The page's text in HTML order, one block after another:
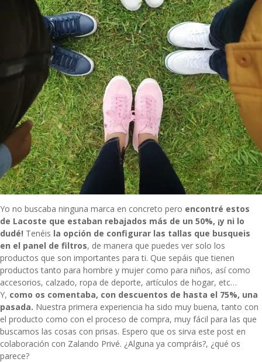
Yo no buscaba ninguna marca en concreto pero encontré estos
de Lacoste que estaban rebajados más de un 50%, ¡y ni lo
dudé! Tenéis la opción de configurar las tallas que busqueis
en el panel de filtros, de manera que puedes ver solo los
productos que son importantes para ti. Que sepáis que tienen
productos tanto para hombre y mujer como para niños, así como
accesorios, calzado, ropa de deporte, artículos de hogar, etc…
Y, como os comentaba, con descuentos de hasta el 75%, una
pasada. Nuestra primera experiencia ha sido muy buena, tanto con
el producto como con el proceso de compra, muy fácil para las que
buscamos las cosas con prisas. Espero que os sirva este post en
colaboración con Zalando Privé. ¿Alguna ya compráis?, ¿qué os
parece?